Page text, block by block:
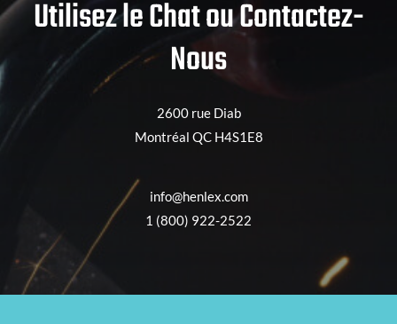
Utilisez le Chat ou Contactez-
Nous
2600 rue Diab
Montréal QC H4S1E8
info@henlex.com
1 (800) 922-2522